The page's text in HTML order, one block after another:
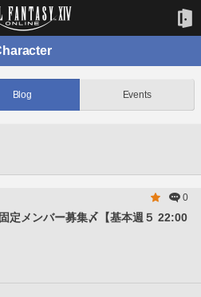
Blog Events
0
定メンバー募集〆【基本週５ 22:00